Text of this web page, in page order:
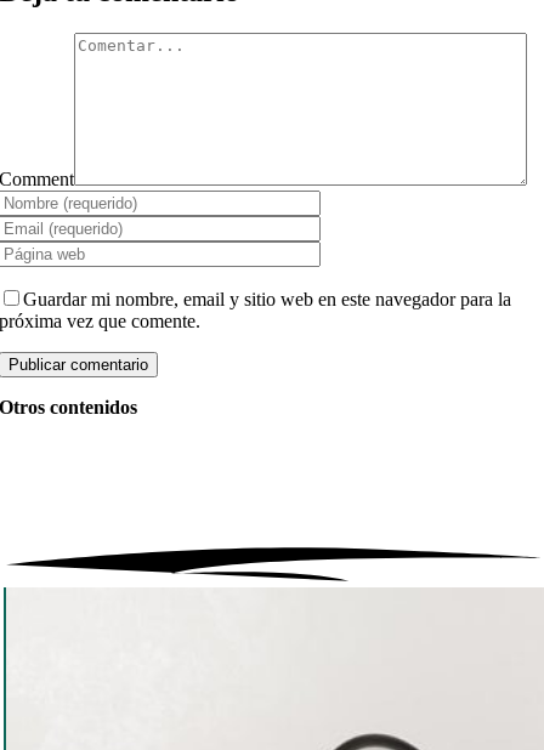
Comment
Guardar mi nombre, email y sitio web en este navegador para la
próxima vez que comente.
Otros contenidos